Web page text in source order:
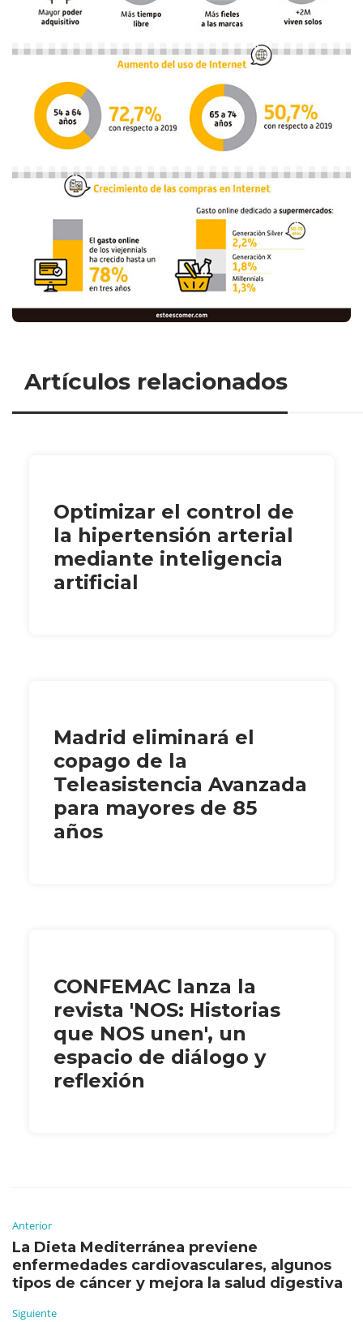
Artículos relacionados
Optimizar el control de
la hipertensión arterial
mediante inteligencia
artificial
Madrid eliminará el
copago de la
Teleasistencia Avanzada
para mayores de 85
años
CONFEMAC lanza la
revista 'NOS: Historias
que NOS unen', un
espacio de diálogo y
reflexión
Anterior
La Dieta Mediterránea previene
enfermedades cardiovasculares, algunos
tipos de cáncer y mejora la salud digestiva
Siguiente